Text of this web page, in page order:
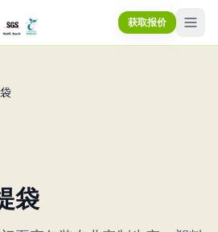
获取报价
袋